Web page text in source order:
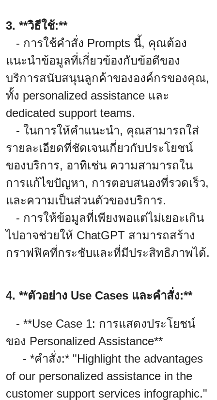
3. **วิธีใช้:**
- การใช้คำสั่ง Prompts นี้, คุณต้อง
แนะนำข้อมูลที่เกี่ยวข้องกับข้อดีของ
บริการสนับสนุนลูกค้าขององค์กรของคุณ,
ทั้ง personalized assistance และ
dedicated support teams.
- ในการให้คำแนะนำ, คุณสามารถใส่
รายละเอียดที่ชัดเจนเกี่ยวกับประโยชน์
ของบริการ, อาทิเช่น ความสามารถใน
การแก้ไขปัญหา, การตอบสนองที่รวดเร็ว,
และความเป็นส่วนตัวของบริการ.
- การให้ข้อมูลที่เพียงพอแต่ไม่เยอะเกิน
ไปอาจช่วยให้ ChatGPT สามารถสร้าง
กราฟฟิคที่กระชับและที่มีประสิทธิภาพได้.
4. **ตัวอย่าง Use Cases และคำสั่ง:**
- **Use Case 1: การแสดงประโยชน์
ของ Personalized Assistance**
- *คำสั่ง:* "Highlight the advantages
of our personalized assistance in the
customer support services infographic."